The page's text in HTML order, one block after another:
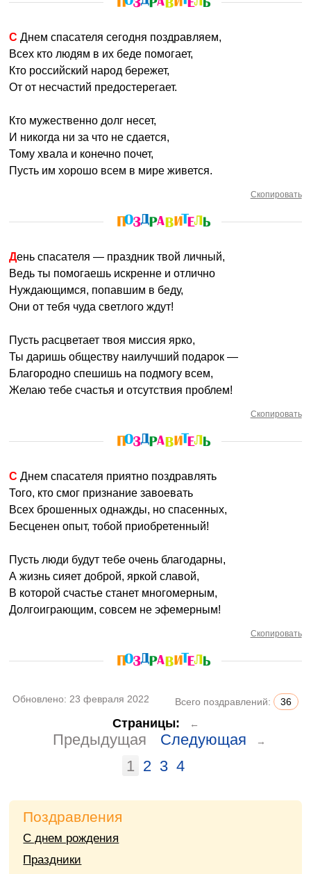
С Днем спасателя сегодня поздравляем,
Всех кто людям в их беде помогает,
Кто российский народ бережет,
От от несчастий предостерегает.
Кто мужественно долг несет,
И никогда ни за что не сдается,
Тому хвала и конечно почет,
Пусть им хорошо всем в мире живется.
Скопировать
День спасателя — праздник твой личный,
Ведь ты помогаешь искренне и отлично
Нуждающимся, попавшим в беду,
Они от тебя чуда светлого ждут!
Пусть расцветает твоя миссия ярко,
Ты даришь обществу наилучший подарок —
Благородно спешишь на подмогу всем,
Желаю тебе счастья и отсутствия проблем!
Скопировать
С Днем спасателя приятно поздравлять
Того, кто смог признание завоевать
Всех брошенных однажды, но спасенных,
Бесценен опыт, тобой приобретенный!
Пусть люди будут тебе очень благодарны,
А жизнь сияет доброй, яркой славой,
В которой счастье станет многомерным,
Долгоиграющим, совсем не эфемерным!
Скопировать
Обновлено: 23 февраля 2022 Всего поздравлений: 36
Страницы: ←
Предыдущая Следующая →
1 2 3 4
Поздравления
С днем рождения
Праздники